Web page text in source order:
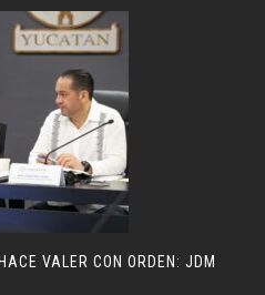
VALER CON ORDEN: JDM